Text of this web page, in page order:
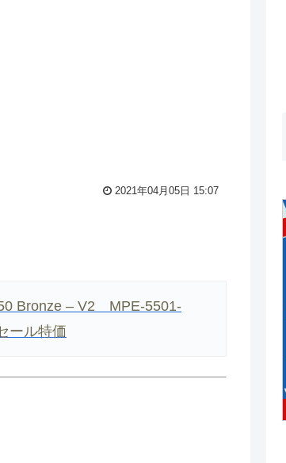
2021年04月05日 15:07
Bronze – V2 MPE-5501-
ール特価